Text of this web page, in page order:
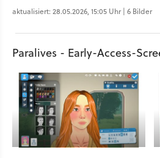
aktualisiert: 28.05.2026, 15:05 Uhr | 6 Bilder
Paralives - Early-Access-